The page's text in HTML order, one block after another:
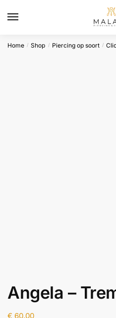
Home / Shop / Piercing op soort /
Angela –
€ 60,00